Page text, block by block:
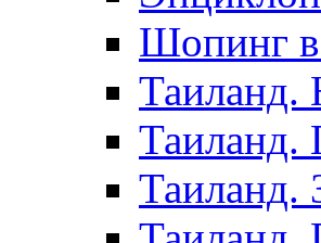
Шопинг в
Таиланд.
Таиланд.
Таиланд.